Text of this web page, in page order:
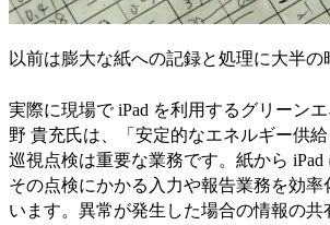
以前は膨大な紙への記録と処理に大半の
実際に現場で iPad を利用するグリーン
野 貴充氏は、「安定的なエネルギー供給
巡視点検は重要な業務です。紙から iPad
その点検にかかる入力や報告業務を効率
います。異常が発生した場合の情報の